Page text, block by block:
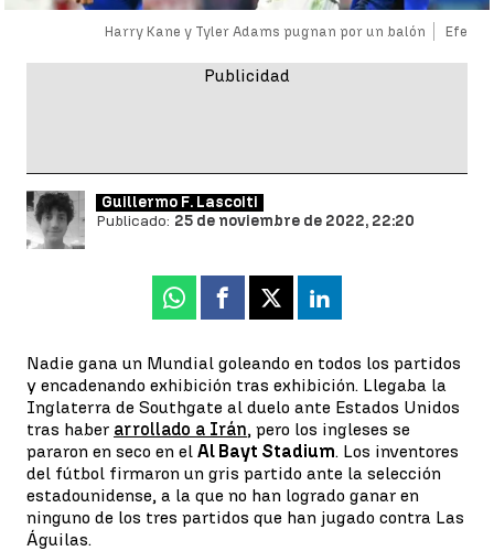
Harry Kane y Tyler Adams pugnan por un balón Efe
Guillermo F. Lascoiti
Publicado: 25 de noviembre de 2022, 22:20
Whatsapp
Facebook
X Linkedin
Nadie gana un Mundial goleando en todos los partidos
y encadenando exhibición tras exhibición. Llegaba la
Inglaterra de Southgate al duelo ante Estados Unidos
tras haber arrollado a Irán, pero los ingleses se
pararon en seco en el Al Bayt Stadium. Los inventores
del fútbol firmaron un gris partido ante la selección
estadounidense, a la que no han logrado ganar en
ninguno de los tres partidos que han jugado contra Las
Águilas.